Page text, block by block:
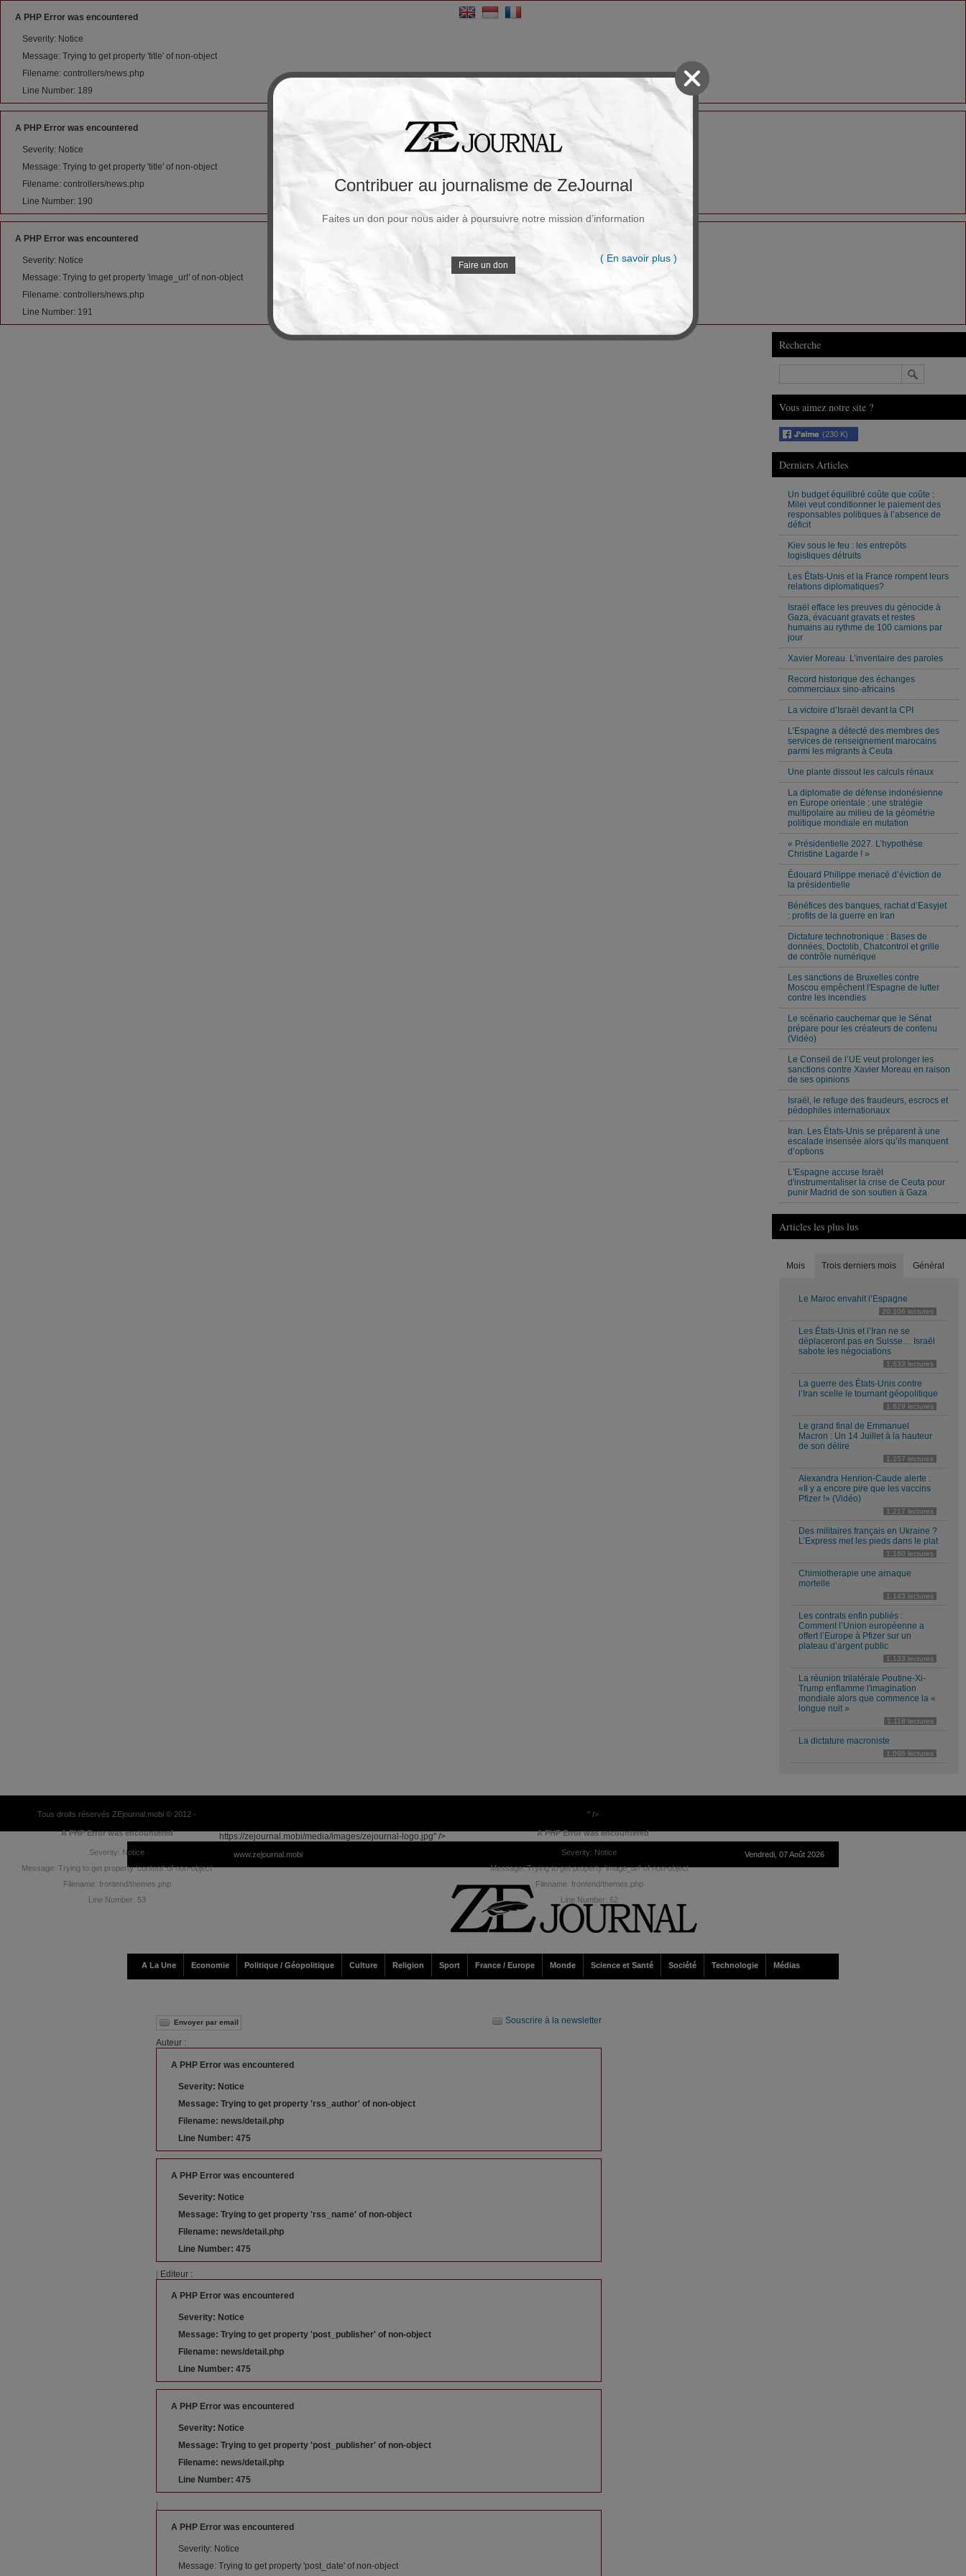
A PHP Error was encountered
Severity: Notice
Message: Trying to get property 'title' of non-object
Filename: controllers/news.php
Line Number: 189
A PHP Error was encountered
Severity: Notice
Message: Trying to get property 'title' of non-object
Filename: controllers/news.php
Line Number: 190
A PHP Error was encountered
Severity: Notice
Message: Trying to get property 'image_url' of non-object
Filename: controllers/news.php
Line Number: 191
Recherche
Vous aimez notre site ?
(230 K)
Derniers Articles
Un budget équilibré coûte que coûte :
Milei veut conditionner le paiement des
responsables politiques à l’absence de
déficit
Kiev sous le feu : les entrepôts
logistiques détruits
Les États-Unis et la France rompent leurs
relations diplomatiques?
Israël efface les preuves du génocide à
Gaza, évacuant gravats et restes
humains au rythme de 100 camions par
jour
Xavier Moreau. L’inventaire des paroles
Record historique des échanges
commerciaux sino-africains
La victoire d’Israël devant la CPI
L’Espagne a détecté des membres des
services de renseignement marocains
parmi les migrants à Ceuta
Une plante dissout les calculs rénaux
La diplomatie de défense indonésienne
en Europe orientale : une stratégie
multipolaire au milieu de la géométrie
politique mondiale en mutation
« Présidentielle 2027. L’hypothèse
Christine Lagarde ! »
Édouard Philippe menacé d’éviction de
la présidentielle
Bénéfices des banques, rachat d’Easyjet
: profits de la guerre en Iran
Dictature technotronique : Bases de
données, Doctolib, Chatcontrol et grille
de contrôle numérique
Les sanctions de Bruxelles contre
Moscou empêchent l'Espagne de lutter
contre les incendies
Le scénario cauchemar que le Sénat
prépare pour les créateurs de contenu
(Vidéo)
Le Conseil de l’UE veut prolonger les
sanctions contre Xavier Moreau en raison
de ses opinions
Israël, le refuge des fraudeurs, escrocs et
pédophiles internationaux
Iran. Les États-Unis se préparent à une
escalade insensée alors qu’ils manquent
d’options
L'Espagne accuse Israël
d'instrumentaliser la crise de Ceuta pour
punir Madrid de son soutien à Gaza
Articles les plus lus
Mois Trois derniers mois Général
Le Maroc envahit l’Espagne
20,106 lectures
Les États-Unis et l’Iran ne se
déplaceront pas en Suisse… Israël
sabote les négociations
1,633 lectures
La guerre des États-Unis contre
l’Iran scelle le tournant géopolitique
1,629 lectures
Le grand final de Emmanuel
Macron : Un 14 Juillet à la hauteur
de son délire
1,257 lectures
Alexandra Henrion-Caude alerte :
«Il y a encore pire que les vaccins
Pfizer !» (Vidéo)
1,217 lectures
Des militaires français en Ukraine ?
L’Express met les pieds dans le plat
1,160 lectures
Chimiotherapie une arnaque
mortelle
1,143 lectures
Les contrats enfin publiés :
Comment l’Union européenne a
offert l’Europe à Pfizer sur un
plateau d’argent public
1,133 lectures
La réunion trilatérale Poutine-Xi-
Trump enflamme l'imagination
mondiale alors que commence la «
longue nuit »
1,118 lectures
La dictature macroniste
1,096 lectures
Tous droits réservés ZEjournal.mobi © 2012 -
A PHP Error was encountered
Severity: Notice
Message: Trying to get property 'content' of non-object
Filename: frontend/themes.php
Line Number: 53
" />
A PHP Error was encountered
Severity: Notice
Message: Trying to get property 'image_url' of non-object
Filename: frontend/themes.php
Line Number: 62
https://zejournal.mobi/media/images/zejournal-logo.jpg" />
www.zejournal.mobi Vendredi, 07 Août 2026
A La Une Economie Politique / Géopolitique Culture Religion Sport France / Europe Monde Science et Santé Société Technologie Médias
Envoyer par email Souscrire à la newsletter
Auteur :
A PHP Error was encountered
Severity: Notice
Message: Trying to get property 'rss_author' of non-object
Filename: news/detail.php
Line Number: 475
A PHP Error was encountered
Severity: Notice
Message: Trying to get property 'rss_name' of non-object
Filename: news/detail.php
Line Number: 475
| Editeur :
A PHP Error was encountered
Severity: Notice
Message: Trying to get property 'post_publisher' of non-object
Filename: news/detail.php
Line Number: 475
A PHP Error was encountered
Severity: Notice
Message: Trying to get property 'post_publisher' of non-object
Filename: news/detail.php
Line Number: 475
A PHP Error was encountered
Severity: Notice
Message: Trying to get property 'post_date' of non-object
Contribuer au journalisme de ZeJournal
Faites un don pour nous aider à poursuivre notre mission d’information
Faire un don
( En savoir plus )